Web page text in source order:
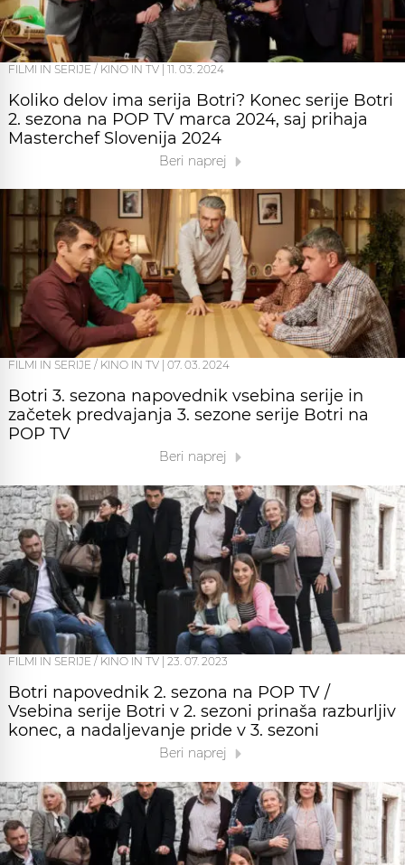
FILMI IN SERIJE / KINO IN TV | 11. 03. 2024
Koliko delov ima serija Botri? Konec serije Botri
2. sezona na POP TV marca 2024, saj prihaja
Masterchef Slovenija 2024
Beri naprej
FILMI IN SERIJE / KINO IN TV 07. 03. 2024
Botri 3. sezona napovednik vsebina serije in
začetek predvajanja 3. sezone serije Botri na
POP TV
Beri naprej
FILMI IN SERIJE / KINO IN TV 23. 07. 2023
Botri napovednik 2. sezona na POP TV /
Vsebina serije Botri v 2. sezoni prinaša razburljiv
konec, a nadaljevanje pride v 3. sezoni
Beri naprej